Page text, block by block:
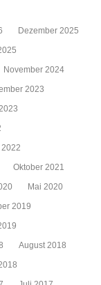
Dezember 2025
November 2024
2023
2022
Oktober 2021
Mai 2020
2019
August 2018